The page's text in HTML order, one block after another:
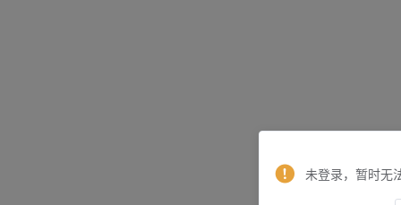
未登录，暂时无